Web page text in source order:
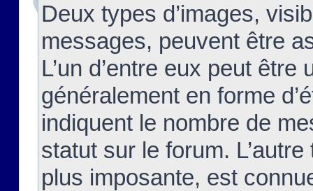
Deux types d’images,
messages, peuvent être
L’un d’entre eux peut
généralement en forme
indiquent le nombre de
statut sur le forum.
plus imposante, est